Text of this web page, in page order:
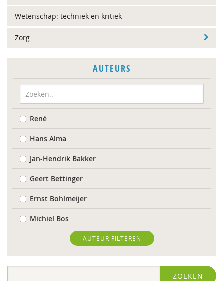
Wetenschap: techniek en kritiek
Zorg
AUTEURS
René
Hans Alma
Jan-Hendrik Bakker
Geert Bettinger
Ernst Bohlmeijer
Michiel Bos
Jolande Bource
R. Brohm
AUTEUR FILTEREN
ZOEKEN